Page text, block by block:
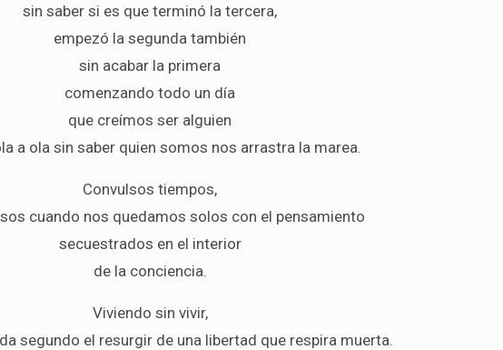
sin saber si es que terminó la tercera,
empezó la segunda también
sin acabar la primera
comenzando todo un día
que creímos ser alguien
a ola sin saber quien somos nos arrastra la marea.
Convulsos tiempos,
cuando nos quedamos solos con el pensamiento
secuestrados en el interior
de la conciencia.
Viviendo sin vivir,
segundo el resurgir de una libertad que respira muerta.